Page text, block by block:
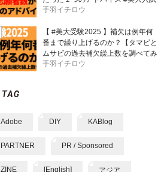
手羽イチロウ
【 #美大受験2025 】補欠は例年何
番まで繰り上げるのか？【タマビと
ムサビの過去補欠繰上数を調べてみ
た】
手羽イチロウ
Adobe DIY KABlog
PARTNER PR / Sponsored
ZINE [English] アジア